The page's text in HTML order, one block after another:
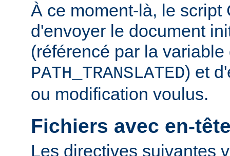
À ce moment-là, le script
d'envoyer le document
(référencé par la
PATH_TRANSLATED) et
ou modification voulus.
Fichiers avec en-
Les directives suivantes